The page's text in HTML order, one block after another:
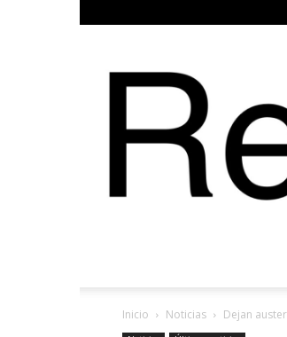
Inicio Noticias Dejan